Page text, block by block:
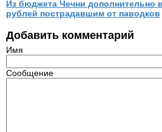
Из бюджета Чечни дополнительно
рублей пострадавшим от паводков
Добавить комментарий
Имя
Сообщение